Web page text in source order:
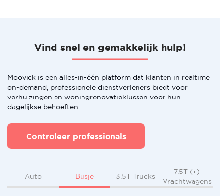
Vind snel en gemakkelijk hulp!
Moovick is een alles-in-één platform dat klanten in realtime
on-demand, professionele dienstverleners biedt voor
verhuizingen en woningrenovatieklussen voor hun
dagelijkse behoeften.
Controleer professionals
Auto Busje 3.5T Trucks
7.5T (+)
Vrachtwagens